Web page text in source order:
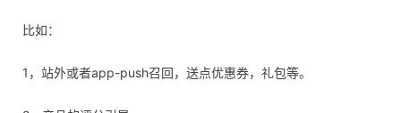
比如：
1，站外或者app-push召回，送点优惠券，礼包等。